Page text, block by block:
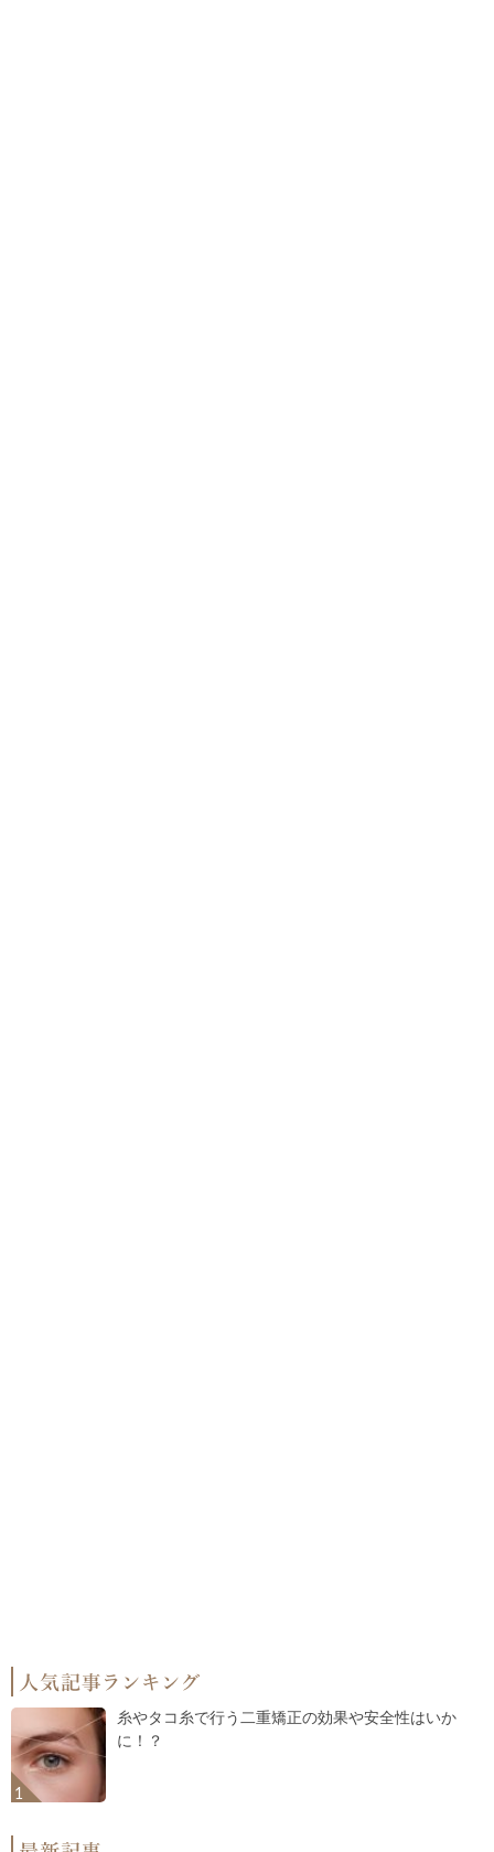
糸やタコ糸で行う二重矯正の効果や安全性はいか
に！？